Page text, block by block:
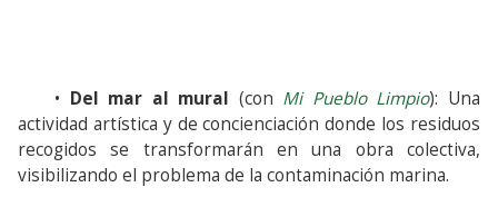
• Del mar al mural (con Mi Pueblo Limpio): Una
actividad artística y de concienciación donde los residuos
recogidos se transformarán en una obra colectiva,
visibilizando el problema de la contaminación marina.